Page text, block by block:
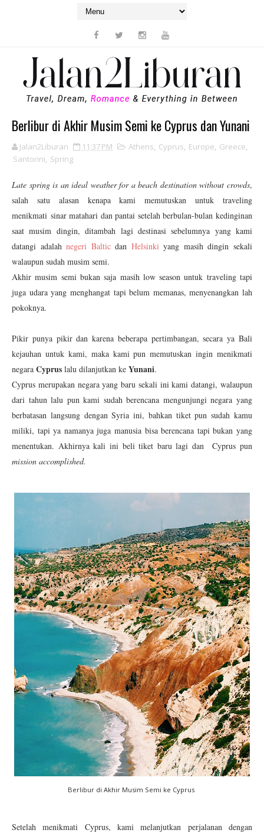
Berlibur di Akhir Musim Semi ke Cyprus dan Yunani
Jalan2Liburan 11:37 PM Athens, Cyprus, Europe, Greece,
Santorini, Spring
Late spring is an ideal weather for a beach destination without crowds,
salah satu alasan kenapa kami memutuskan untuk traveling
menikmati sinar matahari dan pantai setelah berbulan-bulan kedinginan
saat musim dingin, ditambah lagi destinasi sebelumnya yang kami
datangi adalahnegeri Baltic dan Helsinki yang masih dingin sekali
walaupun sudah musim semi.
Akhir musim semi bukan saja masih low season untuk traveling tapi
juga udara yang menghangat tapi belum memanas, menyenangkan lah
pokoknya.
Pikir punya pikir dan karena beberapa pertimbangan, secara ya Bali
kejauhan untuk kami, maka kami pun memutuskan ingin menikmati
negara Cyprus lalu dilanjutkan ke Yunani.
Cyprus merupakan negara yang baru sekali ini kami datangi, walaupun
dari tahun lalu pun kami sudah berencana mengunjungi negara yang
berbatasan langsung dengan Syria ini, bahkan tiket pun sudah kamu
miliki, tapi ya namanya juga manusia bisa berencana tapi bukan yang
menentukan. Akhirnya kali ini beli tiket baru lagi dan Cyprus pun
mission accomplished.
Berlibur di Akhir Musim Semi ke Cyprus
Setelah menikmati Cyprus, kami melanjutkan perjalanan dengan